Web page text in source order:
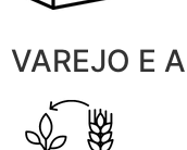
VAREJO E